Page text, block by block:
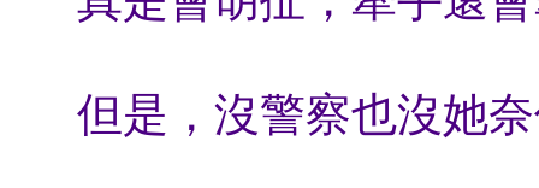
但是，沒警察也沒她